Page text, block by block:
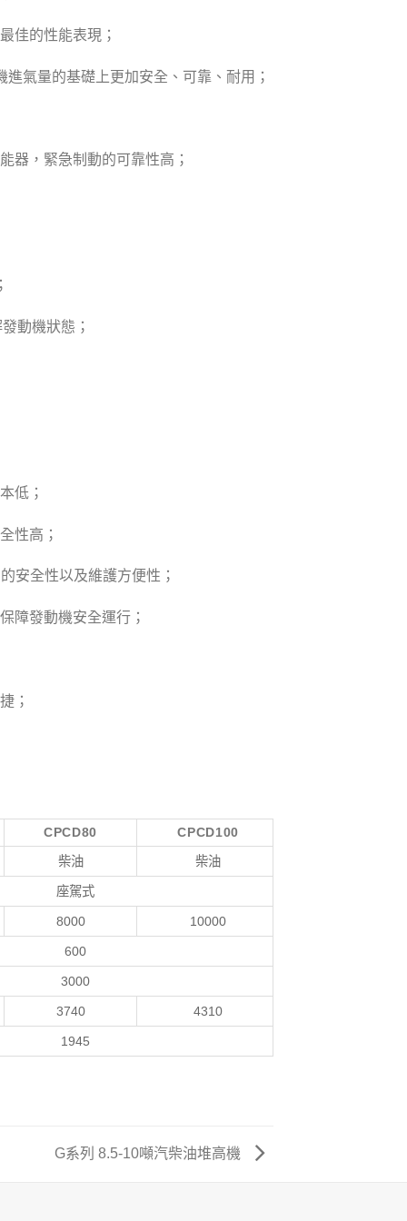
佳的性能表現；
氣量的基礎上更加安全、可靠、耐用；
器，緊急制動的可靠性高；
動機狀態；
低；
性高；
安全性以及維護方便性；
障發動機安全運行；
；
CPCD80
CPCD100
柴油
柴油
座駕式
8000 10000
600
3000
3740 4310
1945
G系列 8.5-10噸汽柴油堆高機